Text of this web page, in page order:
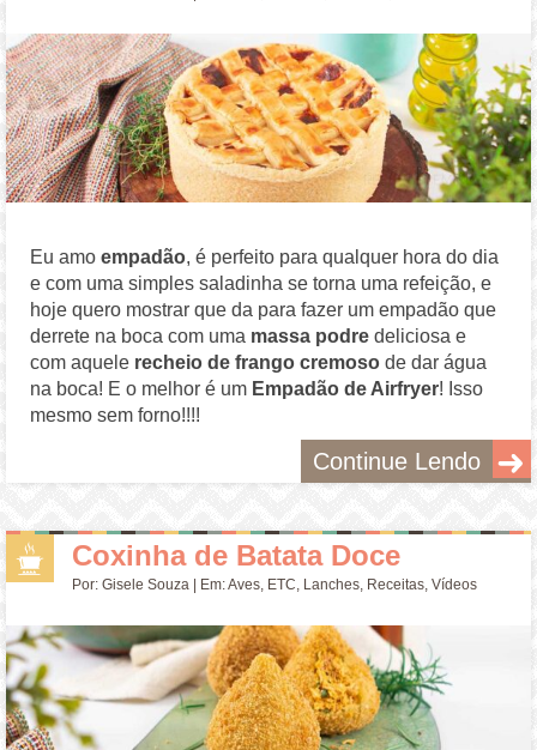
Eu amoempadão, é perfeito para qualquer hora do dia
e com uma simples saladinha se torna uma refeição, e
hoje quero mostrar que da para fazer um empadão que
derrete na boca com uma massa podre deliciosa e
com aquele recheio de frango cremoso de dar água
na boca! E o melhor é um Empadão de Airfryer! Isso
mesmo sem forno!!!!
Continue Lendo
Coxinha de Batata Doce
Por:Gisele Souza | Em:Aves, ETC, Lanches, Receitas,Vídeos